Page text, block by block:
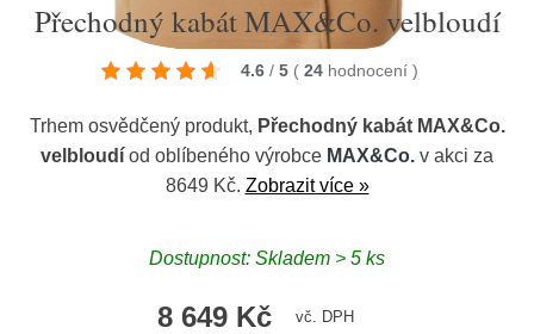
Přechodný kabát MAX&Co. velbloudí
4.6 / 5 ( 24 hodnocení )
Trhem osvědčený produkt, Přechodný kabát MAX&Co.
velbloudí od oblíbeného výrobce MAX&Co. v akci za
8649 Kč. Zobrazit více »
Dostupnost: Skladem > 5 ks
8 649 Kč vč. DPH